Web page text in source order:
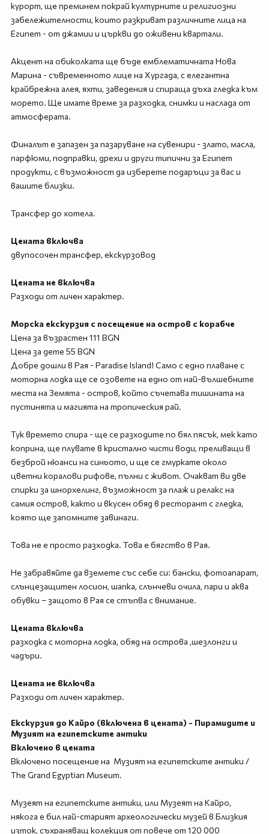
курорт, ще преминем покрай културните и религиозни
забележителности, които разкриват различните лица на
Египет - от джамии и църкви до оживени квартали.
Акцент на обиколката ще бъде емблематичната Нова
Марина - съвременното лице на Хургада, с елегантна
крайбрежна алея, яхти, заведения и спираща дъха гледка към
морето. Ще имате време за разходка, снимки и наслада от
атмосферата.
Финалът е запазен за пазаруване на сувенири - злато, масла,
парфюми, подправки, дрехи и други типични за Египет
продукти, с възможност да изберете подаръци за вас и
вашите близки.
Трансфер до хотела.
Цената включва
двупосочен трансфер, екскурзовод
Цената не включва
Разходи от личен характер.
Морска екскурзия с посещение на остров с корабче
Цена за възрастен 111 BGN
Цена за дете 55 BGN
Добре дошли в Рая - Paradise Island! Само с едно плаване с
моторна лодка ще се озовете на едно от най-вълшебните
места на Земята - остров, който съчетава тишината на
пустинята и магията на тропическия рай.
Тук времето спира - ще се разходите по бял пясък, мек като
коприна, ще плувате в кристално чисти води, преливащи в
безброй нюанси на синьото, и ще се гмуркате около
цветни коралови рифове, пълни с живот. Очакват ви две
спирки за шнорхелинг, възможност за плаж и релакс на
самия остров, както и вкусен обяд в ресторант с гледка,
която ще запомните завинаги.
Това не е просто разходка. Това е бягство в Рая.
Не забравяйте да вземете със себе си: бански, фотоапарат,
слънцезащитен лосион, шапка, слънчеви очила, пари и аква
обувки – защото в Рая се стъпва с внимание.
Цената включва
разходка с моторна лодка, обяд на острова ,шезлонги и
чадъри.
Цената не включва
Разходи от личен характер.
Екскурзия до Кайро (включена в цената) - Пирамидите и
Музият на египетските антики
Включено в цената
Включено посещение на Музият на египетските антики /
The Grand Egyptian Museum.
Музеят на египетските антики, или Музеят на Кайро,
някога е бил най-старият археологически музей в Близкия
изток, съхраняващ колекция от повече от 120 000